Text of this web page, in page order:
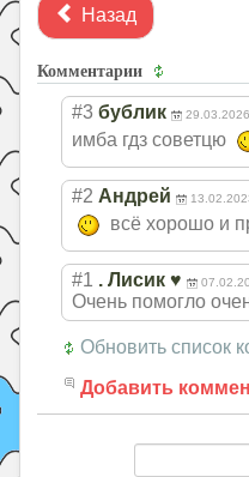
Назад
Комментарии
#3 бублик
имба гдз советцю
#2 Андрей
всё хорошо и
#1 . Лисик ♥️
Очень помогло
Обновить список
Добавить